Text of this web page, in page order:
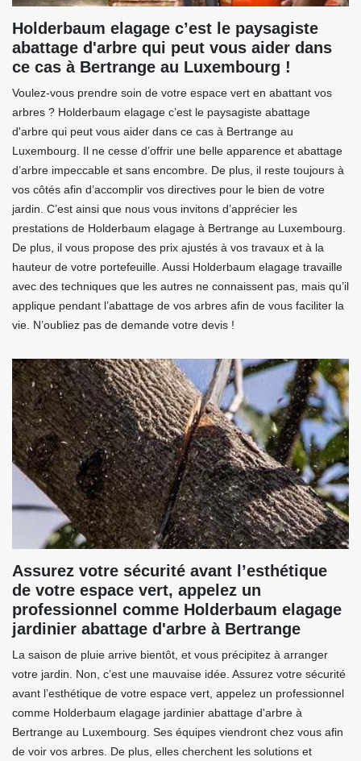
Holderbaum elagage c’est le paysagiste
abattage d'arbre qui peut vous aider dans
ce cas à Bertrange au Luxembourg !
Voulez-vous prendre soin de votre espace vert en abattant vos
arbres ? Holderbaum elagage c’est le paysagiste abattage
d'arbre qui peut vous aider dans ce cas à Bertrange au
Luxembourg. Il ne cesse d’offrir une belle apparence et abattage
d’arbre impeccable et sans encombre. De plus, il reste toujours à
vos côtés afin d’accomplir vos directives pour le bien de votre
jardin. C’est ainsi que nous vous invitons d’apprécier les
prestations de Holderbaum elagage à Bertrange au Luxembourg.
De plus, il vous propose des prix ajustés à vos travaux et à la
hauteur de votre portefeuille. Aussi Holderbaum elagage travaille
avec des techniques que les autres ne connaissent pas, mais qu’il
applique pendant l’abattage de vos arbres afin de vous faciliter la
vie. N’oubliez pas de demande votre devis !
Assurez votre sécurité avant l’esthétique
de votre espace vert, appelez un
professionnel comme Holderbaum elagage
jardinier abattage d'arbre à Bertrange
La saison de pluie arrive bientôt, et vous précipitez à arranger
votre jardin. Non, c’est une mauvaise idée. Assurez votre sécurité
avant l’esthétique de votre espace vert, appelez un professionnel
comme Holderbaum elagage jardinier abattage d'arbre à
Bertrange au Luxembourg. Ses équipes viendront chez vous afin
de voir vos arbres. De plus, elles cherchent les solutions et